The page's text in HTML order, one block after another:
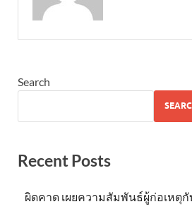
Search
Recent Posts
ผิดคาด เผยความสัมพันธ์ผู้ก่อเหตุ